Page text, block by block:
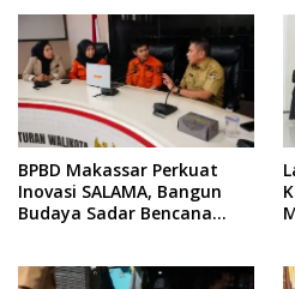
BPBD Makassar Perkuat
Inovasi SALAMA, Bangun
Budaya Sadar Bencana